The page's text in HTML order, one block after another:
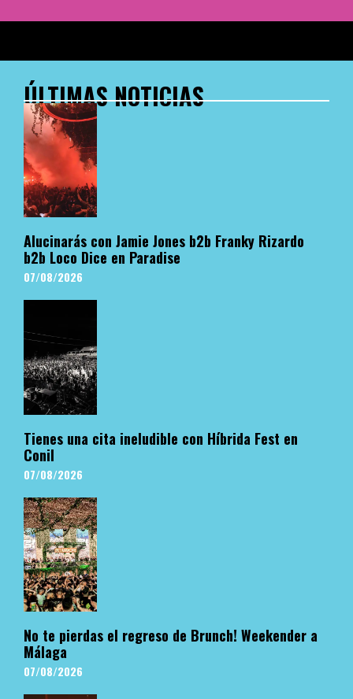
ÚLTIMAS NOTICIAS
Alucinarás con Jamie Jones b2b Franky Rizardo
b2b Loco Dice en Paradise
07/08/2026
Tienes una cita ineludible con Híbrida Fest en
Conil
07/08/2026
No te pierdas el regreso de Brunch! Weekender a
Málaga
07/08/2026